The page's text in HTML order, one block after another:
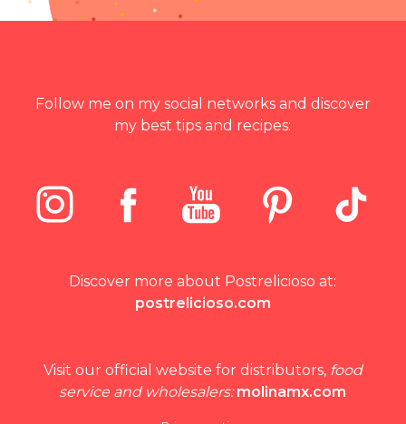
Follow me on my social networks and discover
my best tips and recipes:
Discover more about Postrelicioso at:
postrelicioso.com
Visit our official website for distributors, food
service and wholesalers: molinamx.com